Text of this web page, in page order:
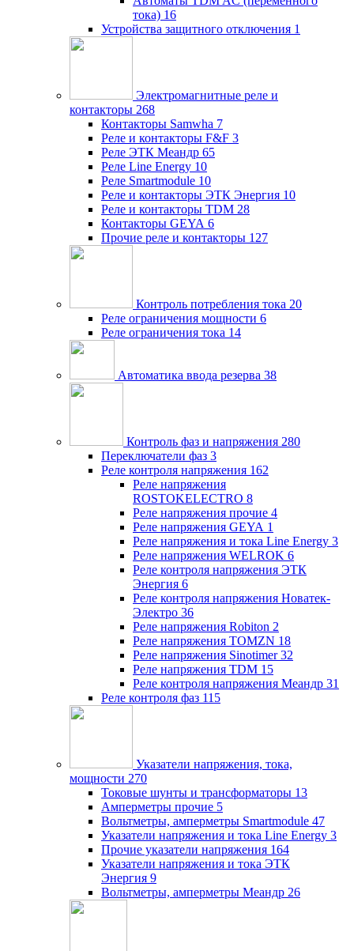
тока) 16
Устройства защитного отключения 1
Электромагнитные реле и
контакторы 268
Контакторы Samwha 7
Реле и контакторы F&F 3
Реле ЭТК Меандр 65
Реле Line Energy 10
Реле Smartmodule 10
Реле и контакторы ЭТК Энергия 10
Реле и контакторы TDM 28
Контакторы GEYA 6
Прочие реле и контакторы 127
Контроль потребления тока 20
Реле ограничения мощности 6
Реле ограничения тока 14
Автоматика ввода резерва 38
Контроль фаз и напряжения 280
Переключатели фаз 3
Реле контроля напряжения 162
Реле напряжения
ROSTOKELECTRO 8
Реле напряжения прочие 4
Реле напряжения GEYA 1
Реле напряжения и тока Line Energy 3
Реле напряжения WELROK 6
Реле контроля напряжения ЭТК
Энергия 6
Реле контроля напряжения Новатек-
Электро 36
Реле напряжения Robiton 2
Реле напряжения TOMZN 18
Реле напряжения Sinotimer 32
Реле напряжения TDM 15
Реле контроля напряжения Меандр 31
Реле контроля фаз 115
Указатели напряжения, тока,
мощности 270
Токовые шунты и трансформаторы 13
Амперметры прочие 5
Вольтметры, амперметры Smartmodule 47
Указатели напряжения и тока Line Energy 3
Прочие указатели напряжения 164
Указатели напряжения и тока ЭТК
Энергия 9
Вольтметры, амперметры Меандр 26